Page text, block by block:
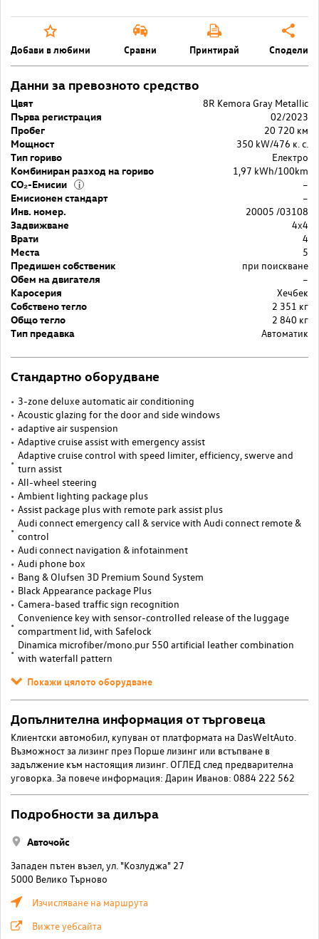
Добави в любими Сравни Принтирай Сподели
Данни за превозното средство
Цвят
8R Kemora Gray Metallic
Първа регистрация
02/2023
Пробег
20 720 км
Мощност
350 kW/476 к. с.
Тип гориво
Електро
Комбиниран разход на гориво
1,97 kWh/100km
CO₂-Емисии
i
–
Емисионен стандарт
–
Инв. номер.
20005 /03108
Задвижване
4x4
Врати
4
Места
5
Предишен собственик
при поискване
Обем на двигателя
–
Каросерия
Хечбек
Собствено тегло
2 351 кг
Общо тегло
2 840 кг
Тип предавка
Автоматик
Стандартно оборудване
3-zone deluxe automatic air conditioning
Acoustic glazing for the door and side windows
adaptive air suspension
Adaptive cruise assist with emergency assist
Adaptive cruise control with speed limiter, efficiency, swerve and
turn assist
All-wheel steering
Ambient lighting package plus
Assist package plus with remote park assist plus
Audi connect emergency call & service with Audi connect remote &
control
Audi connect navigation & infotainment
Audi phone box
Bang & Olufsen 3D Premium Sound System
Black Appearance package Plus
Camera-based traffic sign recognition
Convenience key with sensor-controlled release of the luggage
compartment lid, with Safelock
Dinamica microfiber/mono.pur 550 artificial leather combination
with waterfall pattern
Покажи цялото оборудване
Допълнителна информация от търговеца
Клиентски автомобил, купуван от платформата на DasWeltAuto.
Възможност за лизинг през Порше лизинг или встъпване в
задължение към настоящия лизинг. ОГЛЕД след предварителна
уговорка. За повече информация: Дарин Иванов: 0884 222 562
Подробности за дилъра
Авточойс
Западен пътен възел, ул. "Козлуджа" 27
5000 Велико Търново
Изчисляване на маршрута
Вижте уебсайта